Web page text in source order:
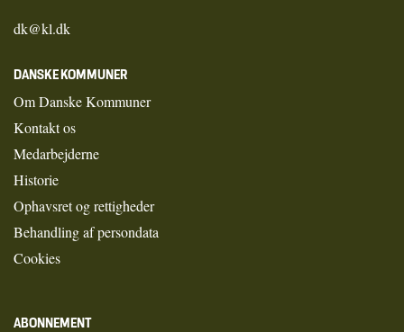
dk@kl.dk
DANSKE KOMMUNER
Om Danske Kommuner
Kontakt os
Medarbejderne
Historie
Ophavsret og rettigheder
Behandling af persondata
Cookies
ABONNEMENT